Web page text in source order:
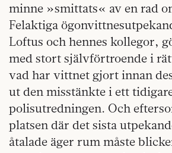
minne »smittats« av en rad
Felaktiga
Loftus och hennes kollegor,
med stort självförtroende i
vad har vittnet gjort innan
ut den misstänkte i ett
polisutredningen. Och
platsen där det sista
åtalade äger rum måste